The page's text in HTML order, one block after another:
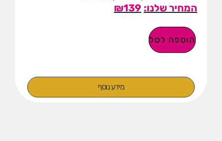
₪139
הוספה לסל
מידע נוסף